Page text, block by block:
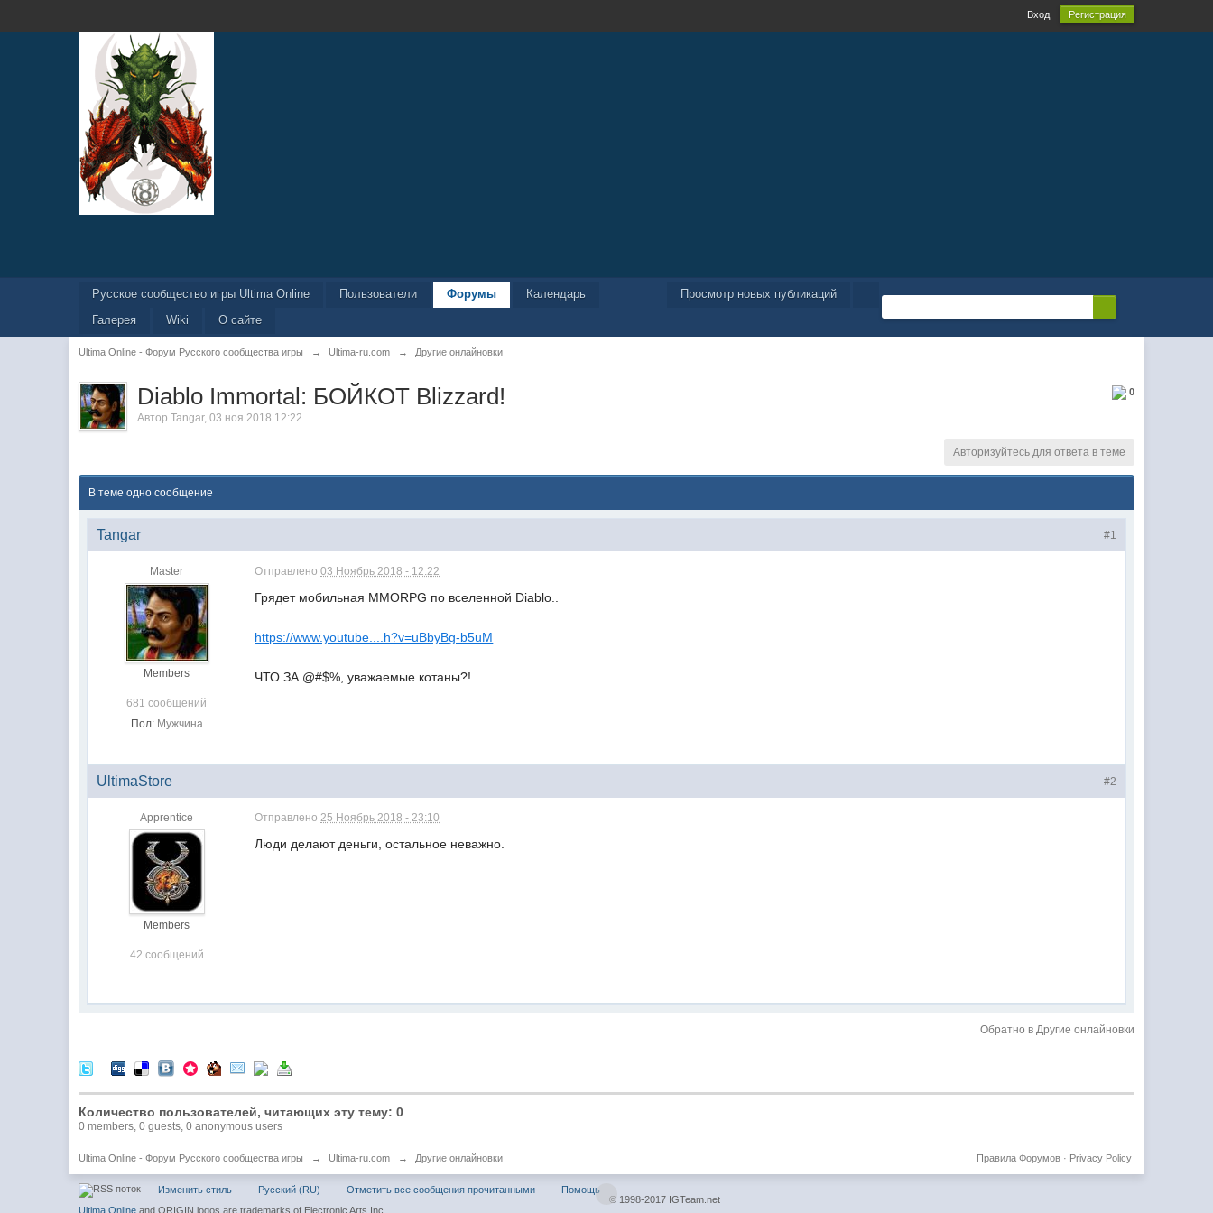
Вход Регистрация
Просмотр новых публикаций
Русское сообщество игры Ultima Online Пользователи Форумы
Календарь
Галерея
Wiki О сайте
Ultima Online - Форум Русского сообщества игры → Ultima-ru.com → Другие онлайновки
0
Diablo Immortal: БОЙКОТ Blizzard!
АвторTangar,03 ноя 2018 12:22
Авторизуйтесь для ответа в теме
В теме одно сообщение
#1
Tangar
Master
Members
681 сообщений
Пол: Мужчина
Отправлено03 Ноябрь 2018 - 12:22
Грядет мобильная MMORPG по вселенной Diablo..
https://www.youtube....h?v=uBbyBg-b5uM
ЧТО ЗА @#$%, уважаемые котаны?!
#2
UltimaStore
Apprentice
Members
42 сообщений
Отправлено25 Ноябрь 2018 - 23:10
Люди делают деньги, остальное неважно.
Обратно в Другие онлайновки
Количество пользователей, читающих эту тему: 0
0 members, 0 guests, 0 anonymous users
Ultima Online - Форум Русского сообщества игры → Ultima-ru.com → Другие онлайновки Privacy Policy
Правила Форумов·
Изменить стиль Русский (RU) Отметить все сообщения прочитанными
Помощь
© 1998-2017 IGTeam.net
Ultima Online and ORIGIN logos are trademarks of Electronic Arts Inc.